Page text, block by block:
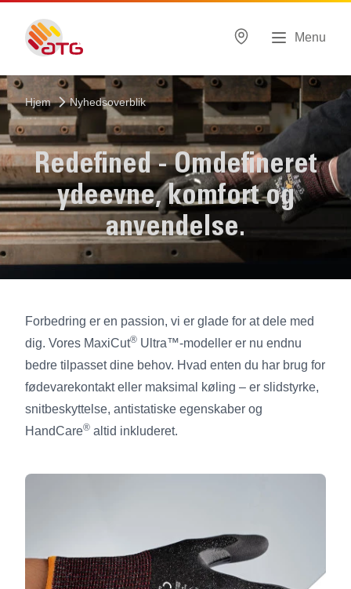
Menu
Hjem Nyhedsoverblik
Redefined - Omdefineret
ydeevne, komfort og
anvendelse.
Forbedring er en passion, vi er glade for at dele med
dig. Vores MaxiCut® Ultra™-modeller er nu endnu
bedre tilpasset dine behov. Hvad enten du har brug for
fødevarekontakt eller maksimal køling – er slidstyrke,
snitbeskyttelse, antistatiske egenskaber og
HandCare® altid inkluderet.